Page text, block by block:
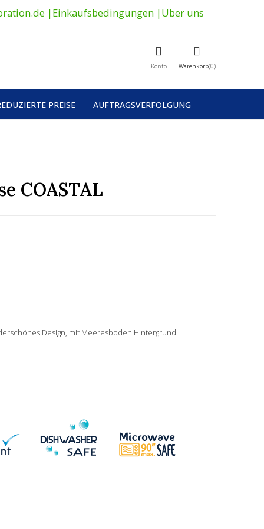
|Einkaufsbedingungen |Über uns
Konto Warenkorb 0
PREISE AUFTRAGSVERFOLGUNG
COASTAL
Design, mit Meeresboden Hintergrund.